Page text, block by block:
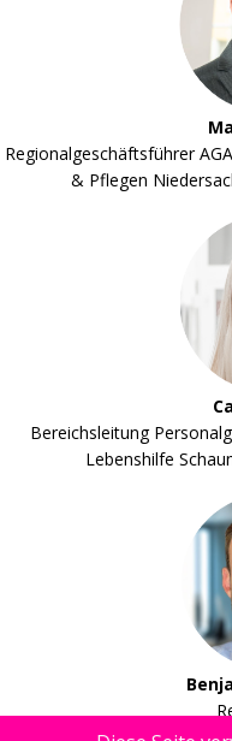
Regionalgeschäftsführer
& Pflegen
Bereichsleitung
Lebenshilfe